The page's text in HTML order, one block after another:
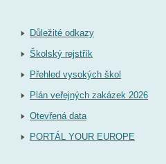
Důležité odkazy
Školský rejstřík
Přehled vysokých škol
Plán veřejných zakázek 2026
Otevřená data
PORTÁL YOUR EUROPE